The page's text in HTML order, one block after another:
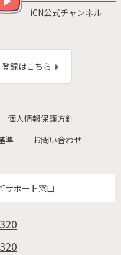
iCN公式チャンネル
録はこちら
個人情報保護方針
準 お問い合わせ
サポート窓口